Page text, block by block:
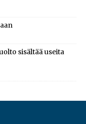
sisältää useita